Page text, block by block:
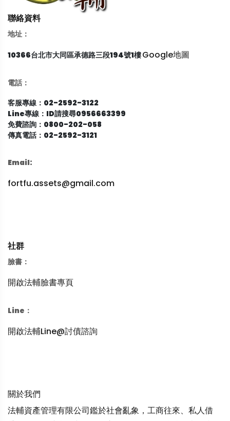
聯絡資料
地址：
10366台北市大同區承德路三段194號1樓Google地圖
電話：
客服專線：02-2592-3122
Line專線：ID請搜尋0956663399
免費諮詢：0800-202-058
傳真電話：02-2592-3121
Email:
fortfu.assets@gmail.com
社群
臉書：
開啟法輔臉書專頁
Line：
開啟法輔Line@討債諮詢
關於我們
法輔資產管理有限公司鑑於社會亂象，工商往來、私人借